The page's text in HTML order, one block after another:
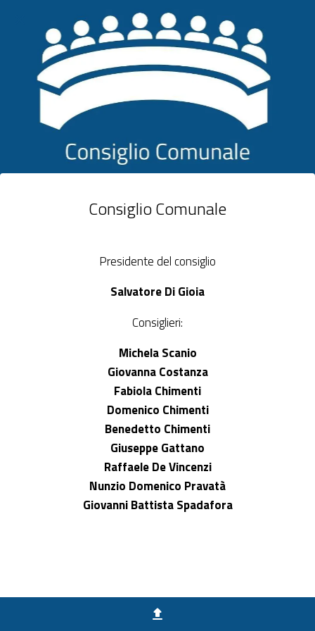
Consiglio Comunale
Presidente del consiglio
Salvatore Di Gioia
Consiglieri:
Michela Scanio
Giovanna Costanza
Fabiola Chimenti
Domenico Chimenti
Benedetto Chimenti
Giuseppe Gattano
Raffaele De Vincenzi
Nunzio Domenico Pravatà
Giovanni Battista Spadafora